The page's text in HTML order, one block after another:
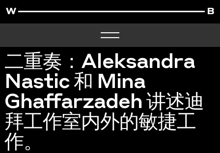
二重奏：Aleksandra
Nastic 和 Mina
Ghaffarzadeh 讲述迪
拜工作室内外的敏捷工
作。